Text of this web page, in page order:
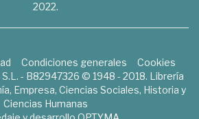
2022.
Condiciones generales
Cookies
- B82947326 © 1948 - 2018. Librería
Empresa, Ciencias Sociales, Historia y
Ciencias Humanas